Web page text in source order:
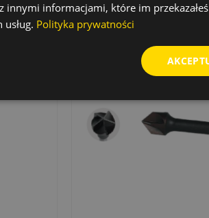
innymi informacjami, które im
Polityka prywatności